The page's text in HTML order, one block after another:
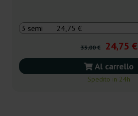
33,00 € 24,75 €
Al carrello
Spedito in 24h